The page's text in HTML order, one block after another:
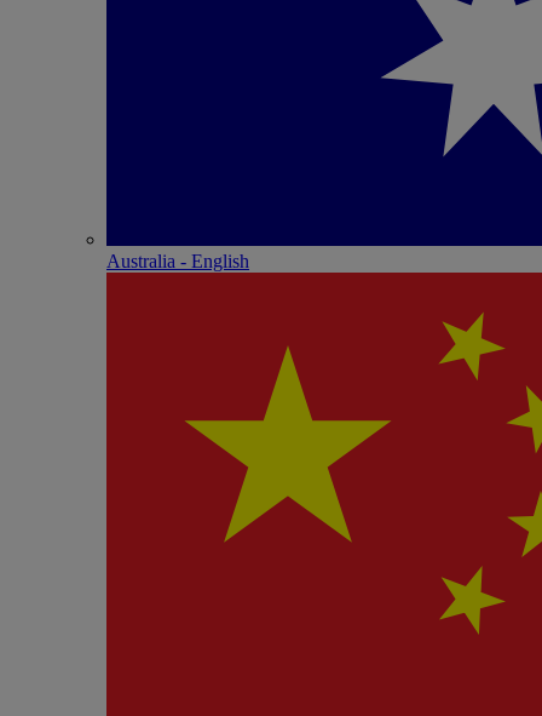
Australia - English